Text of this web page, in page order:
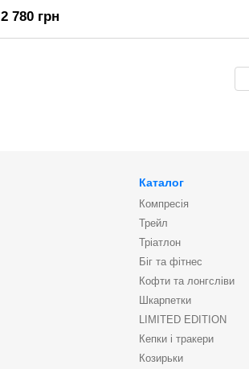
2 780 грн
Каталог
Компресія
Трейл
Тріатлон
Біг та фітнес
Кофти та лонгсліви
Шкарпетки
LIMITED EDITION
Кепки і тракери
Козирьки